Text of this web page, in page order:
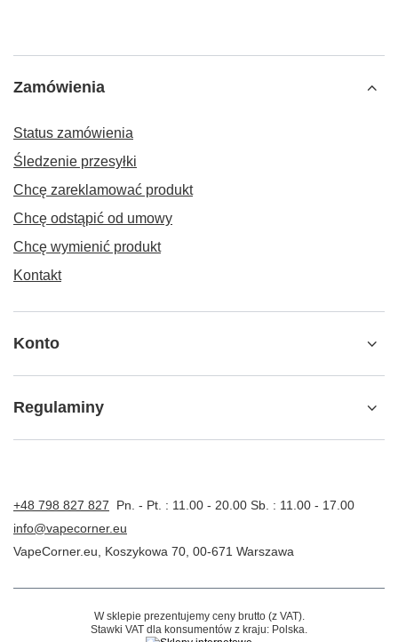
Zamówienia
Status zamówienia
Śledzenie przesyłki
Chcę zareklamować produkt
Chcę odstąpić od umowy
Chcę wymienić produkt
Kontakt
Konto
Regulaminy
+48 798 827 827
Pn. - Pt. : 11.00 - 20.00 Sb. : 11.00 - 17.00
info@vapecorner.eu
VapeCorner.eu
Koszykowa 70 00-671 Warszawa
W sklepie prezentujemy ceny brutto (z VAT).
Stawki VAT dla konsumentów z kraju: Polska.